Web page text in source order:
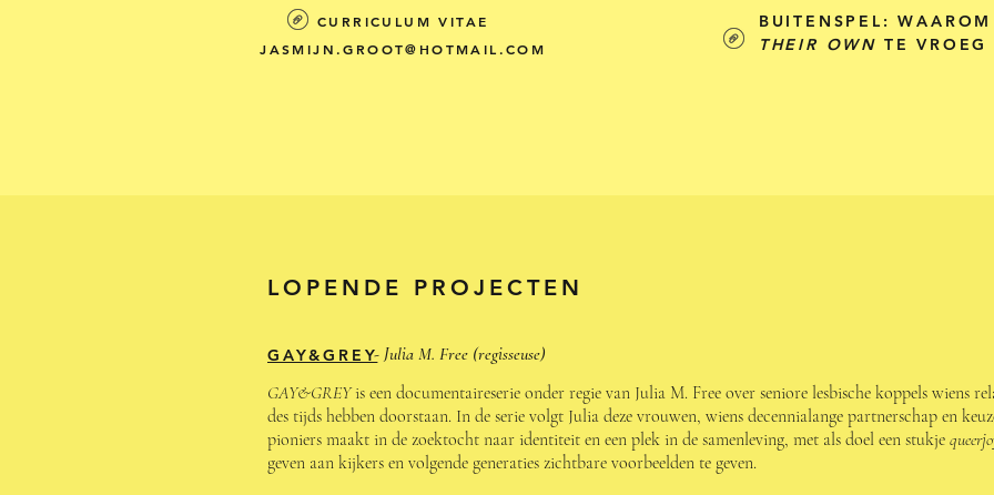
CURRICULUM VITAE
JASMIJN.GROOT@HOTMAIL.COM
BUITENSPEL:
THEIR OWN TE
LOPENDE PROJECTEN
- Julia M. Free (regisseuse)
GAY&GREY
GAY&GREYis een documentaireserie onder regie van Julia M. Free over seniore lesbische koppels wiens
des tijds hebben doorstaan. In de serie volgt Julia deze vrouwen, wiens decennialange partnerschap en
pioniers maakt in de zoektocht naar identiteit en een plek in de samenleving, met als doel een stukje
geven aan kijkers en volgende generaties zichtbare voorbeelden te geven.